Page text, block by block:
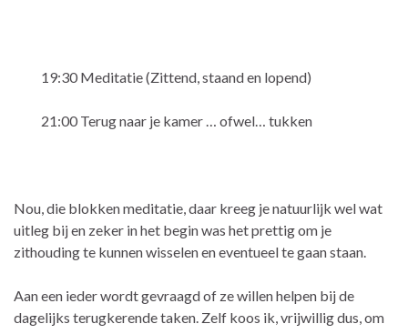
19:30 Meditatie (Zittend, staand en lopend)
21:00 Terug naar je kamer … ofwel… tukken
Nou, die blokken meditatie, daar kreeg je natuurlijk wel wat
uitleg bij en zeker in het begin was het prettig om je
zithouding te kunnen wisselen en eventueel te gaan staan.
Aan een ieder wordt gevraagd of ze willen helpen bij de
dagelijks terugkerende taken. Zelf koos ik, vrijwillig dus, om